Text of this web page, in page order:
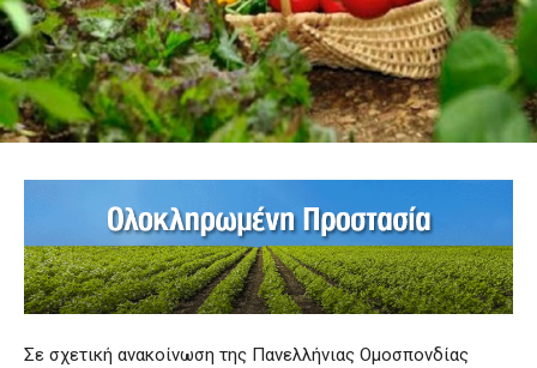
Σε σχετική ανακοίνωση της Πανελλήνιας Ομοσπονδίας